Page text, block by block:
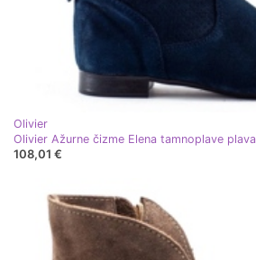
Olivier
Olivier Ažurne čizme Elena tamnoplave plava
108,01 €